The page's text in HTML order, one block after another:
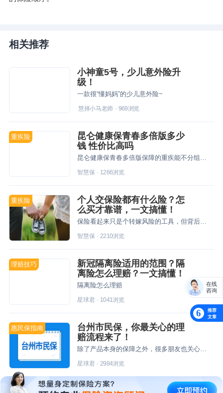
相关推荐
小神童5号，少儿意外险升
级！
一款很“懂妈妈”的少儿意外险~
慧择小马老师· 969浏览
重疾险
昆仑健康保青春多倍版多少
钱 性价比高吗
昆仑健康保青春多倍版保障的重疾能不分组累计最多赔3次，产品保障责任丰富，用户投保后可获得充足的保障，产品性价比较高，用户投保前可测算下保费。
智慧保· 1266浏览
重疾险
个人交保险都有什么险？怎
么买才靠谱，一文搞懂！
保险看起来只是个转嫁风险的工具，但背后所代表的却是一个个遭遇不幸的人，同时也展现着自身的温度与责任。
智慧保· 2210浏览
理赔技巧
新冠隔离险适用的范围？隔
离险怎么理赔？一文搞懂！
隔离险怎么理赔
星球君· 1041浏览
惠民保指南
台州市民保，你最关心的理
赔流程来了！
除了产品本身的保障之外，很多朋友也关心出险后要怎么理赔。星球君就给大家梳理了这篇“台州市民保”理赔流程。
星球君· 2984浏览
6
推荐
文章
在线
咨询